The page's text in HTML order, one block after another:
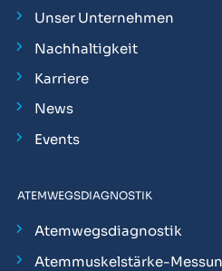
Unser Unternehmen
Nachhaltigkeit
Karriere
News
Events
ATEMWEGSDIAGNOSTIK
Atemwegsdiagnostik
Atemmuskelstärke-